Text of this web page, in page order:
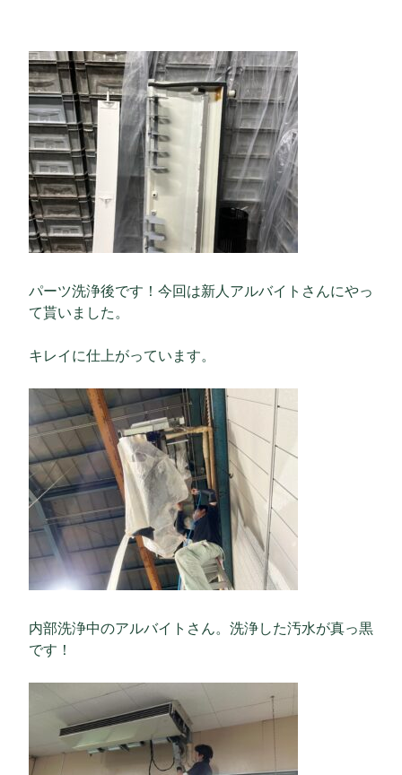
パーツ洗浄後です！今回は新人アルバイトさんにやっ
て貰いました。
キレイに仕上がっています。
内部洗浄中のアルバイトさん。洗浄した汚水が真っ黒
です！